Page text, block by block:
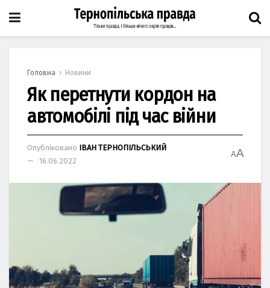
Головна Новини
Як перетнути кордон на
автомобілі під час війни
Опубліковано ІВАН ТЕРНОПІЛЬСЬКИЙ
16.06.2022
AA